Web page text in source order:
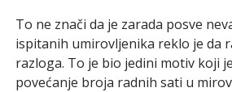
To ne znači da je zarada posve
ispitanih umirovljenika reklo je da
razloga. To je bio jedini motiv koji
povećanje broja radnih sati u